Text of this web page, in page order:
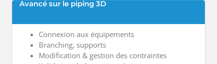
Avancé sur le piping 3D
Connexion aux équipements
Branching, supports
Modification & gestion des contraintes